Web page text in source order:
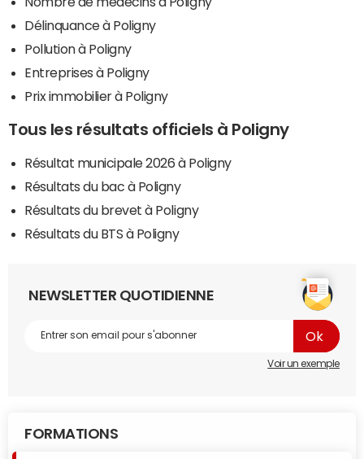
Délinquance à Poligny
Pollution à Poligny
Entreprises à Poligny
Prix immobilier à Poligny
Tous les résultats officiels à Poligny
Résultat municipale 2026 à Poligny
Résultats du bac à Poligny
Résultats du brevet à Poligny
Résultats du BTS à Poligny
NEWSLETTER QUOTIDIENNE
Voir un exemple
FORMATIONS